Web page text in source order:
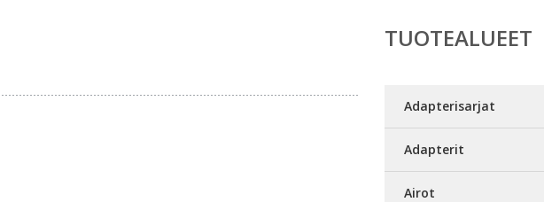
TUOTEALUEET
Adapterisarjat
Adapterit
Airot